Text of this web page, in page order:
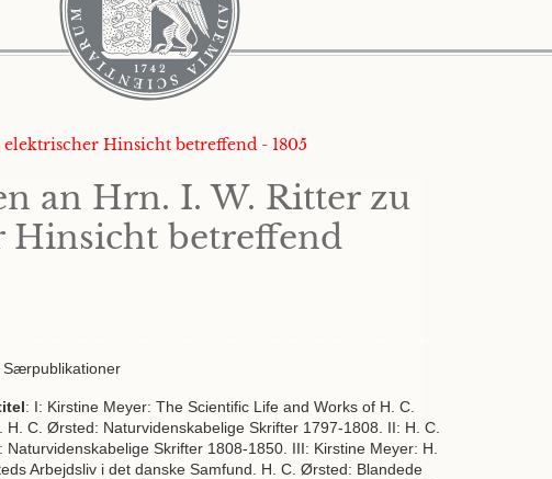
Hinsicht betreffend - 1805
an Hrn. I. W. Ritter zu
Hinsicht betreffend
Særpublikationer
: I: Kirstine Meyer: The Scientific Life and Works of H. C.
H. C. Ørsted: Naturvidenskabelige Skrifter 1797-1808. II: H. C.
Naturvidenskabelige Skrifter 1808-1850. III: Kirstine Meyer: H.
Arbejdsliv i det danske Samfund. H. C. Ørsted: Blandede